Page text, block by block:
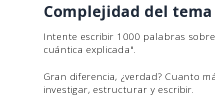
Complejidad del tema
Intente escribir 1000 palabras
cuántica explicada".
Gran diferencia, ¿verdad? Cuanto
investigar, estructurar y escribir.